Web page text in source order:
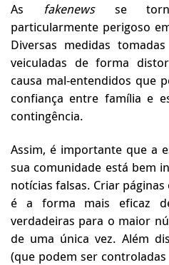
As fakenews se
particularmente perigoso
Diversas medidas
veiculadas de forma
causa mal-entendidos que
confiança entre família e
contingência.
Assim, é importante que a
sua comunidade está bem
notícias falsas. Criar
é a forma mais eficaz
verdadeiras para o maior
de uma única vez. Além
(que podem ser